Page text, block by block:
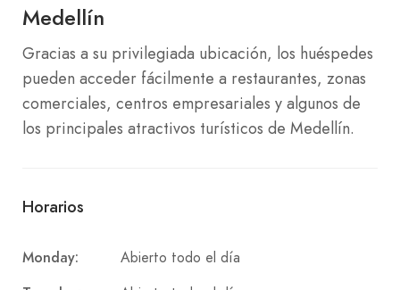
Medellín
Gracias a su privilegiada ubicación, los huéspedes
pueden acceder fácilmente a restaurantes, zonas
comerciales, centros empresariales y algunos de
los principales atractivos turísticos de Medellín.
Horarios
Monday: Abierto todo el día